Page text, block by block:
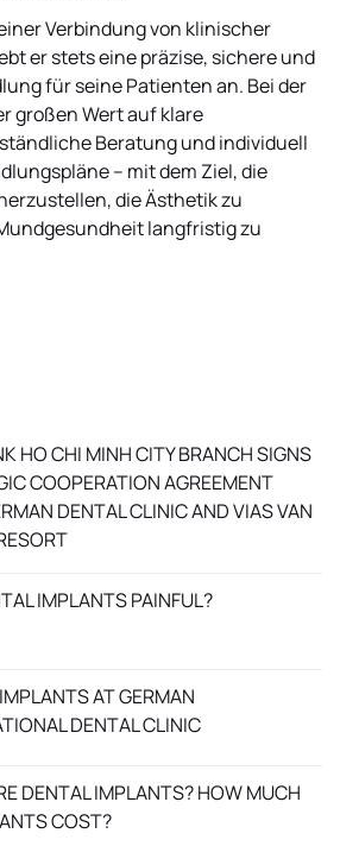
Verbindung von klinischer
er stets eine präzise, sichere und
für seine Patienten an. Bei der
großen Wert auf klare
Beratung und individuell
– mit dem Ziel, die
die Ästhetik zu
langfristig zu
HO CHI MINH CITY BRANCH SIGNS
COOPERATION AGREEMENT
DENTAL CLINIC AND VIAS VAN
IMPLANTS PAINFUL?
AT GERMAN
DENTAL CLINIC
DENTAL IMPLANTS? HOW MUCH
COST?